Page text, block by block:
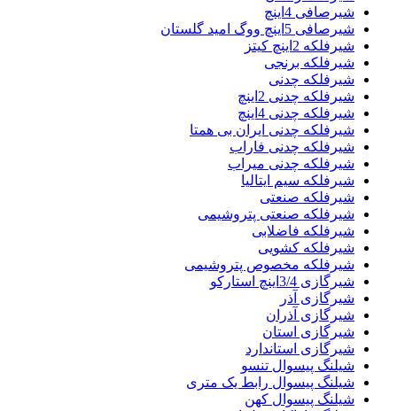
شیرصافی 4اینچ
شیرصافی 5اینچ ووگ امید گلستان
شیرفلکه 2اینچ کیتز
شیرفلکه برنجی
شیرفلکه چدنی
شیرفلکه چدنی 2اینچ
شیرفلکه چدنی 4اینچ
شیرفلکه چدنی ایران بی همتا
شیرفلکه چدنی فاراب
شیرفلکه چدنی میراب
شیرفلکه سیم ایتالیا
شیرفلکه صنعتی
شیرفلکه صنعتی پتروشیمی
شیرفلکه فاضلابی
شیرفلکه کشویی
شیرفلکه مخصوص پتروشیمی
شیرگازی 3/4اینچ استارکو
شیرگازی آذر
شیرگازی آذران
شیرگازی استان
شیرگازی استاندارد
شیلنگ پیسوال تنسو
شیلنگ پیسوال رابط یک متری
شیلنگ پیسوال کهن